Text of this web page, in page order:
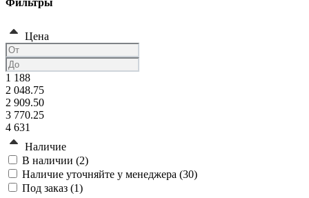
Фильтры
Цена
1 188
2 048.75
2 909.50
3 770.25
4 631
Наличие
В наличии (2)
Наличие уточняйте у менеджера (30)
Под заказ (1)